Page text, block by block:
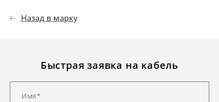
Назад в марку
Быстрая заявка на кабель